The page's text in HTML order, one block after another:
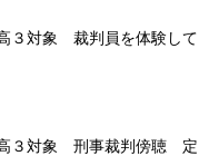
３対象 裁判員を体験して
３対象 刑事裁判傍聴 定